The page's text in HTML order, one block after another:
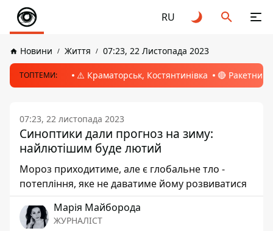
RU
Новини Життя 07:23, 22 Листопада 2023
ТОПТЕМИ: ⚠️ Краматорськ, Костянтинівка 🔴 Ракетний
07:23, 22 листопада 2023
Синоптики дали прогноз на зиму:
найлютішим буде лютий
Мороз приходитиме, але є глобальне тло -
потепління, яке не даватиме йому розвиватися
Марія Майборода
ЖУРНАЛІСТ